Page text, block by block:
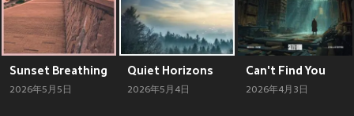
Sunset Breathing
2026年5月5日
Quiet Horizons
2026年5月4日
Can't Find You
2026年4月3日